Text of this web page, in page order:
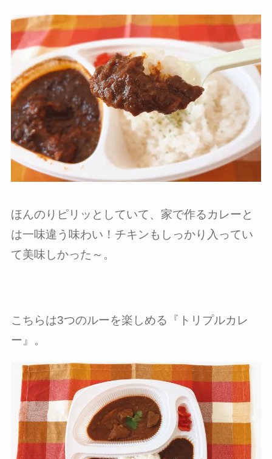
ほんのりピリッとしていて、家で作るカレーと
は一味違う味わい！チキンもしっかり入ってい
て美味しかった～。
こちらは3つのルーを楽しめる『トリプルカレ
ー』。